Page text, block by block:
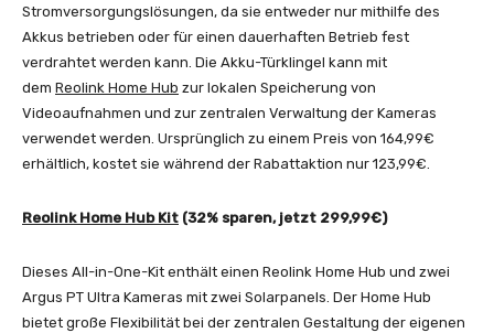
Stromversorgungslösungen, da sie entweder nur mithilfe des
Akkus betrieben oder für einen dauerhaften Betrieb fest
verdrahtet werden kann. Die Akku-Türklingel kann mit
dem Reolink Home Hub zur lokalen Speicherung von
Videoaufnahmen und zur zentralen Verwaltung der Kameras
verwendet werden. Ursprünglich zu einem Preis von 164,99€
erhältlich, kostet sie während der Rabattaktion nur 123,99€.
Reolink Home Hub Kit (32% sparen, jetzt 299,99€)
Dieses All-in-One-Kit enthält einen Reolink Home Hub und zwei
Argus PT Ultra Kameras mit zwei Solarpanels. Der Home Hub
bietet große Flexibilität bei der zentralen Gestaltung der eigenen